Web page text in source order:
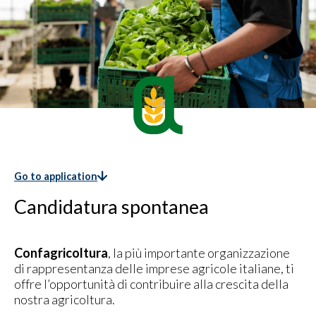
Go to application
Candidatura spontanea
Confagricoltura, la più importante organizzazione
di rappresentanza delle imprese agricole italiane, ti
offre l’opportunità di contribuire alla crescita della
nostra agricoltura.